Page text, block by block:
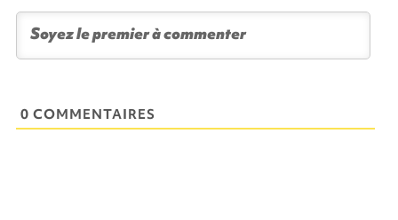
0 COMMENTAIRES